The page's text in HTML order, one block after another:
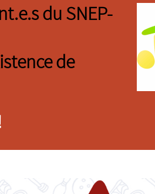
du SNEP-
de